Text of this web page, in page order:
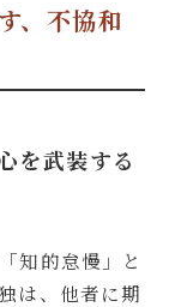
、不協和
を武装する
知的怠慢」と
は、他者に期